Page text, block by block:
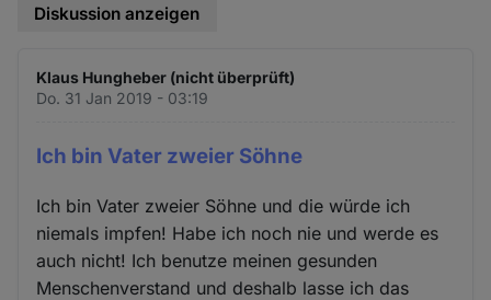
Diskussion anzeigen
Klaus Hungheber (nicht überprüft)
Do. 31 Jan 2019 - 03:19
Ich bin Vater zweier Söhne
Ich bin Vater zweier Söhne und die würde ich
niemals impfen! Habe ich noch nie und werde es
auch nicht! Ich benutze meinen gesunden
Menschenverstand und deshalb lasse ich das